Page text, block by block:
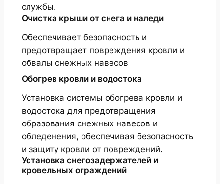
службы.
Очистка крыши от снега и наледи
Обеспечивает безопасность и
предотвращает повреждения кровли и
обвалы снежных навесов
Обогрев кровли и водостока
Установка системы обогрева кровли и
водостока для предотвращения
образования снежных навесов и
обледенения, обеспечивая безопасность
и защиту кровли от повреждений.
Установка снегозадержателей и
кровельных ограждений